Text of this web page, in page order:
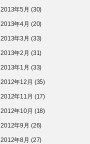
2013年5月 (30)
2013年4月 (20)
2013年3月 (33)
2013年2月 (31)
2013年1月 (33)
2012年12月 (35)
2012年11月 (17)
2012年10月 (18)
2012年9月 (26)
2012年8月 (27)